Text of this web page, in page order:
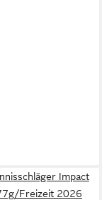
Impact
Freizeit 2026